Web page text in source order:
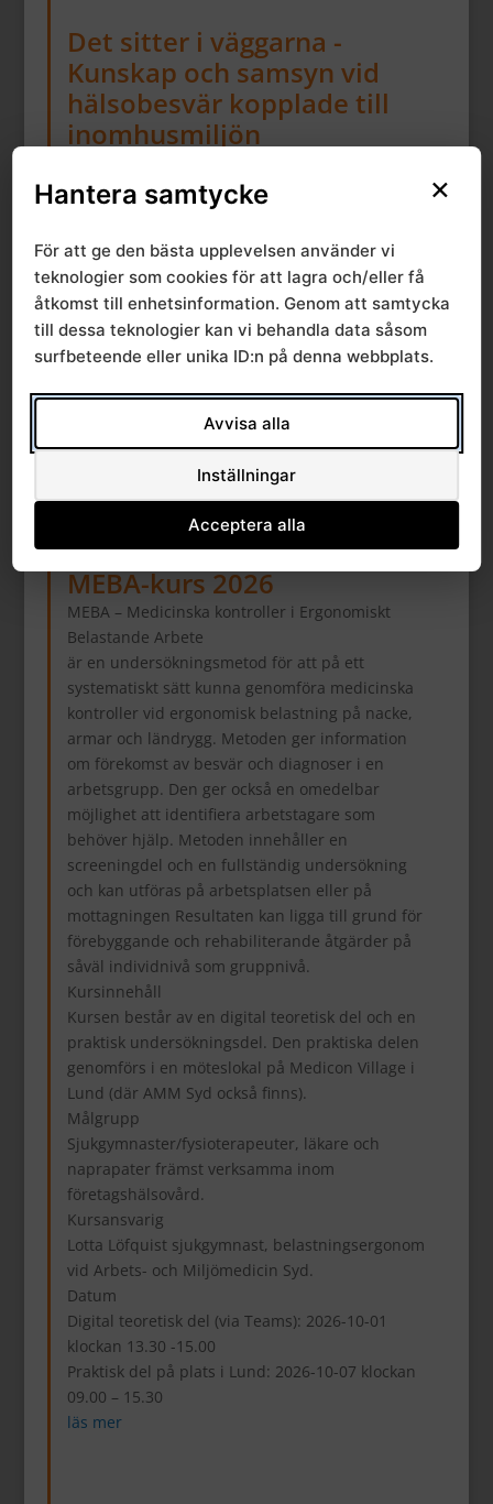
Det sitter i väggarna -
Kunskap och samsyn vid
hälsobesvär kopplade till
inomhusmiljön
in till en digital utbildningsförmiddag
med temat inomhusmiljö och med fokus på fukt-
och ventilationsrelaterade problem.
I kursen ges en översyn av hälsobesvär,
psykosociala faktorer, utredningsmetodik,
mätteknik samt grupparbete av verkliga
klagomålsärenden.
Tid: torsdag 3/12 2026 kl. 09:00 – 12:00
Plats: Endast digital medverkan via teams. OBS!
(max 40 deltagare)
MEBA-kurs 2026
MEBA – Medicinska kontroller i Ergonomiskt
Belastande Arbete
är en undersökningsmetod för att på ett
systematiskt sätt kunna genomföra medicinska
kontroller vid ergonomisk belastning på nacke,
armar och ländrygg. Metoden ger information
om förekomst av besvär och diagnoser i en
arbetsgrupp. Den ger också en omedelbar
möjlighet att identifiera arbetstagare som
behöver hjälp. Metoden innehåller en
screeningdel och en fullständig undersökning
och kan utföras på arbetsplatsen eller på
mottagningen Resultaten kan ligga till grund för
förebyggande och rehabiliterande åtgärder på
såväl individnivå som gruppnivå.
Kursinnehåll
Kursen består av en digital teoretisk del och en
praktisk undersökningsdel. Den praktiska delen
genomförs i en möteslokal på Medicon Village i
Lund (där AMM Syd också finns).
Målgrupp
Sjukgymnaster/fysioterapeuter, läkare och
naprapater främst verksamma inom
företagshälsovård.
Kursansvarig
Lotta Löfquist sjukgymnast, belastningsergonom
vid Arbets- och Miljömedicin Syd.
Datum
Digital teoretisk del (via Teams): 2026-10-01
klockan 13.30 -15.00
Praktisk del på plats i Lund: 2026-10-07 klockan
09.00 – 15.30
läs mer
×
Hantera samtycke
För att ge den bästa upplevelsen använder vi
teknologier som cookies för att lagra och/eller få
åtkomst till enhetsinformation. Genom att samtycka
till dessa teknologier kan vi behandla data såsom
surfbeteende eller unika ID:n på denna webbplats.
Avvisa alla
Inställningar
Acceptera alla